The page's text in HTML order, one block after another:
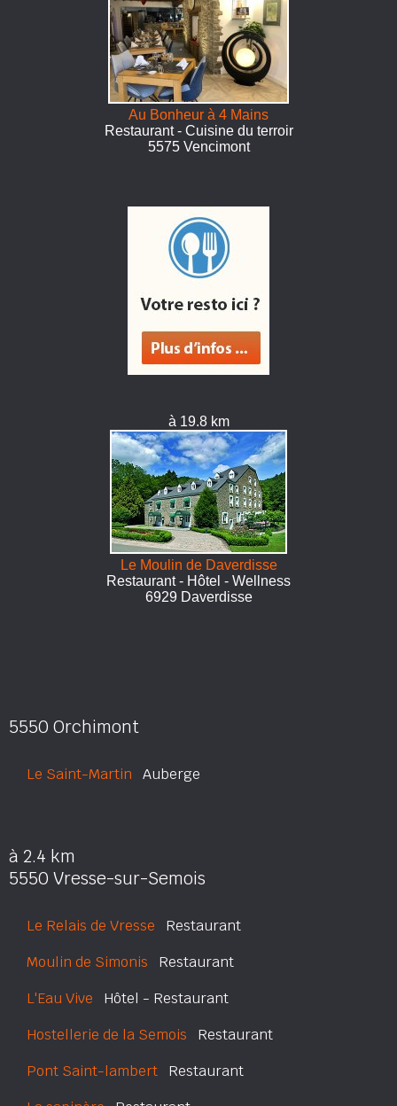
Au Bonheur à 4 Mains
Restaurant - Cuisine du terroir
5575 Vencimont
à 19.8 km
Le Moulin de Daverdisse
Restaurant - Hôtel - Wellness
6929 Daverdisse
5550 Orchimont
Le Saint-Martin Auberge
à 2.4 km
5550 Vresse-sur-Semois
Le Relais de Vresse Restaurant
Moulin de Simonis Restaurant
L'Eau Vive Hôtel - Restaurant
Hostellerie de la Semois Restaurant
Pont Saint-lambert Restaurant